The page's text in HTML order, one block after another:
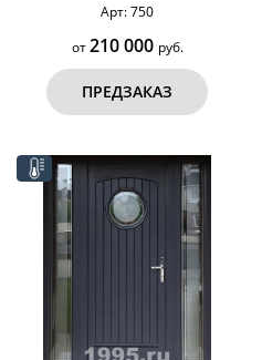
Арт: 750
от210 000 руб.
ПРЕДЗАКАЗ